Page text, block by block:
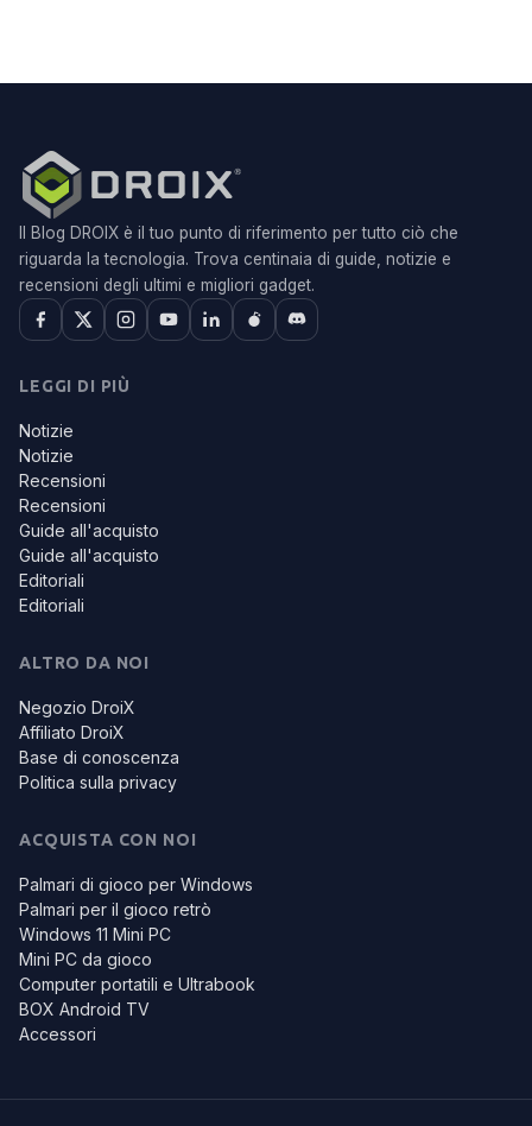
Il Blog DROIX è il tuo punto di riferimento per tutto ciò che
riguarda la tecnologia. Trova centinaia di guide, notizie e
recensioni degli ultimi e migliori gadget.
LEGGI DI PIÙ
Notizie
Notizie
Recensioni
Recensioni
Guide all'acquisto
Guide all'acquisto
Editoriali
Editoriali
ALTRO DA NOI
Negozio DroiX
Affiliato DroiX
Base di conoscenza
Politica sulla privacy
ACQUISTA CON NOI
Palmari di gioco per Windows
Palmari per il gioco retrò
Windows 11 Mini PC
Mini PC da gioco
Computer portatili e Ultrabook
BOX Android TV
Accessori